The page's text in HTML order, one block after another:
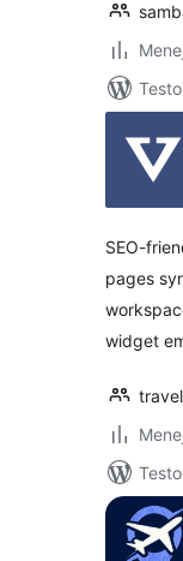
SEO-
pages
widget